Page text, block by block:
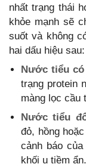
nhất trạng thái
khỏe mạnh sẽ
suốt và không
hai dấu hiệu sau:
Nước tiểu
trạng protein
màng lọc cầu
Nước tiểu
đỏ, hồng
cảnh báo
khối u tiềm ẩn.